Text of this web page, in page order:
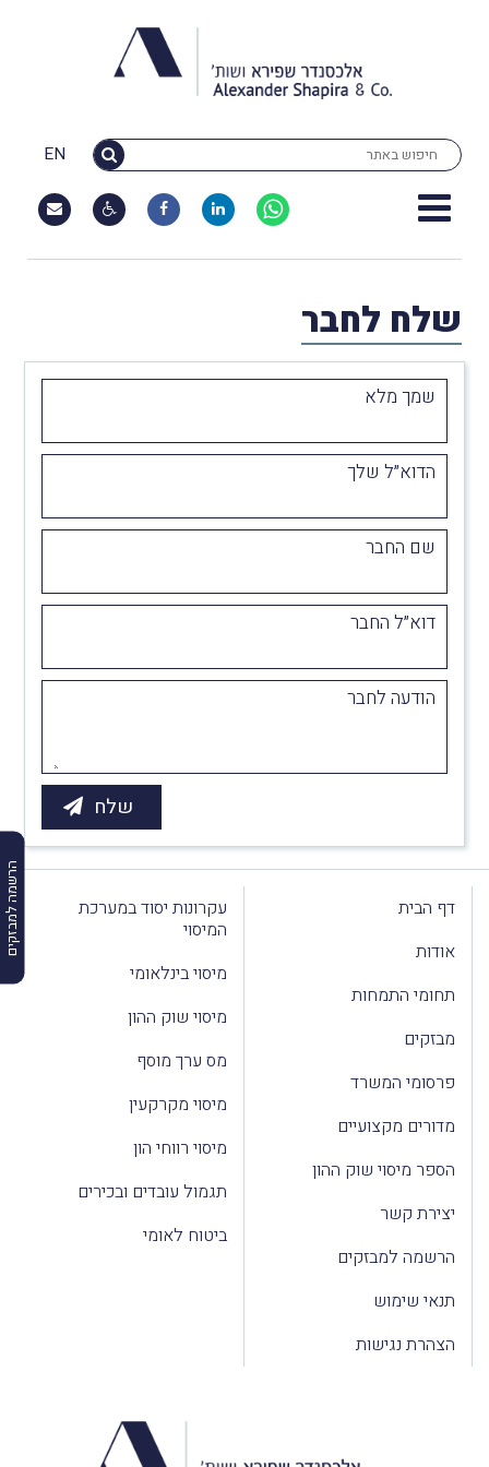
EN
הרשמה למבזקים
שלח לחבר
שמך מלא
הדוא״ל שלך
שם החבר
דוא״ל החבר
הודעה לחבר
דף הבית
אודות
תחומי התמחות
מבזקים
פרסומי המשרד
מדורים מקצועיים
הספר מיסוי שוק ההון
יצירת קשר
הרשמה למבזקים
תנאי שימוש
הצהרת נגישות
עקרונות יסוד במערכת
המיסוי
מיסוי בינלאומי
מיסוי שוק ההון
מס ערך מוסף
מיסוי מקרקעין
מיסוי רווחי הון
תגמול עובדים ובכירים
ביטוח לאומי